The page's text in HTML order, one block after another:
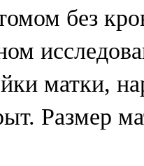
без
матки,
Размер